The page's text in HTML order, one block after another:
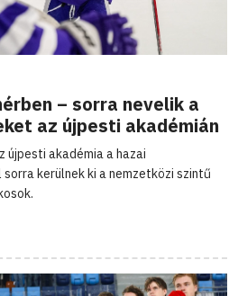
– sorra nevelik a
az újpesti akadémián
akadémia a hazai
kerülnek ki a nemzetközi szintű